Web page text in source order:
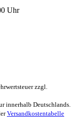
Uhr
zzgl.
innerhalb Deutschlands.
Versandkostentabelle